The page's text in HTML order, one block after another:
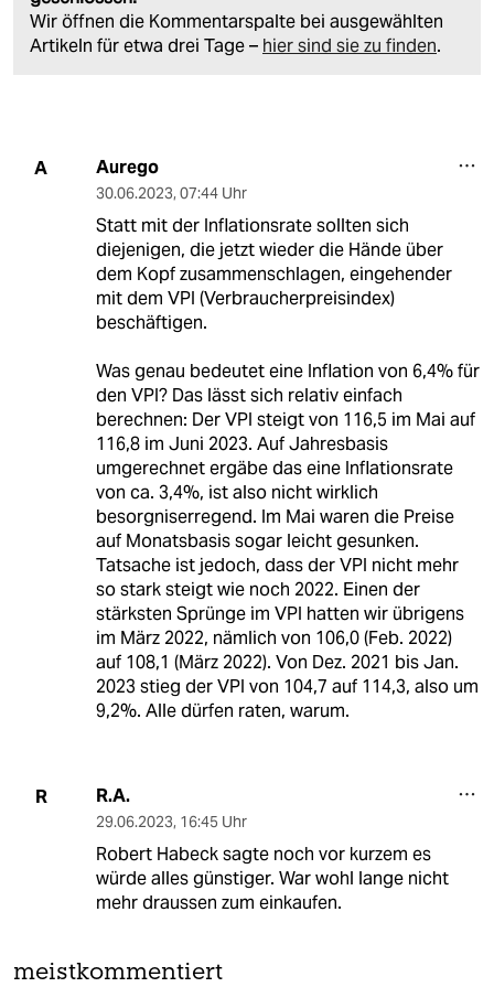
Wir öffnen die Kommentarspalte bei ausgewählten
Artikeln für etwa drei Tage – hier sind sie zu finden.
A Aurego
30.06.2023, 07:44 Uhr
Statt mit der Inflationsrate sollten sich
diejenigen, die jetzt wieder die Hände über
dem Kopf zusammenschlagen, eingehender
mit dem VPI (Verbraucherpreisindex)
beschäftigen.
Was genau bedeutet eine Inflation von 6,4% für
den VPI? Das lässt sich relativ einfach
berechnen: Der VPI steigt von 116,5 im Mai auf
116,8 im Juni 2023. Auf Jahresbasis
umgerechnet ergäbe das eine Inflationsrate
von ca. 3,4%, ist also nicht wirklich
besorgniserregend. Im Mai waren die Preise
auf Monatsbasis sogar leicht gesunken.
Tatsache ist jedoch, dass der VPI nicht mehr
so stark steigt wie noch 2022. Einen der
stärksten Sprünge im VPI hatten wir übrigens
im März 2022, nämlich von 106,0 (Feb. 2022)
auf 108,1 (März 2022). Von Dez. 2021 bis Jan.
2023 stieg der VPI von 104,7 auf 114,3, also um
9,2%. Alle dürfen raten, warum.
R R.A.
29.06.2023, 16:45 Uhr
Robert Habeck sagte noch vor kurzem es
würde alles günstiger. War wohl lange nicht
mehr draussen zum einkaufen.
meistkommentiert